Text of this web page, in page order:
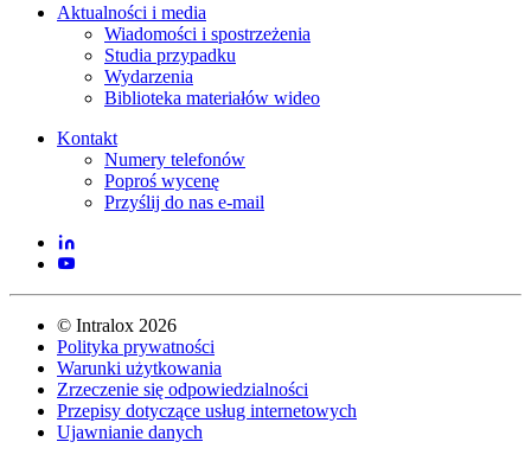
Aktualności i media
Wiadomości i spostrzeżenia
Studia przypadku
Wydarzenia
Biblioteka materiałów wideo
Kontakt
Numery telefonów
Poproś wycenę
Przyślij do nas e-mail
© Intralox 2026
Polityka prywatności
Warunki użytkowania
Zrzeczenie się odpowiedzialności
Przepisy dotyczące usług internetowych
Ujawnianie danych